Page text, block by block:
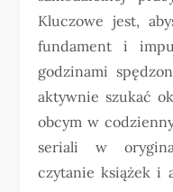
Kluczowe jest,
fundament i
godzinami
aktywnie szukać
obcym w
seriali w
czytanie książek i